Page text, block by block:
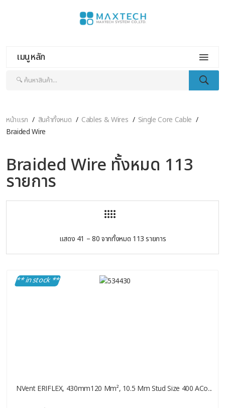
เมนูหลัก
หน้าแรก สินค้าทั้งหมด Cables & Wires
Single Core Cable
Braided Wire
Braided Wire ทั้งหมด 113
รายการ
แสดง 41 – 80 จากทั้งหมด 113 รายการ
** in stock **
NVent ERIFLEX, 430mm120 Mm², 10.5 Mm Stud Size 400 ACo...